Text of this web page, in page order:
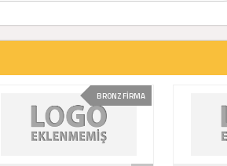
BRONZ FİRMA